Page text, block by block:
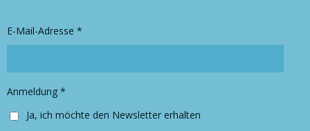
a
k
E-Mail-Adresse *
Anmeldung *
Ja, ich möchte den Newsletter erhalten